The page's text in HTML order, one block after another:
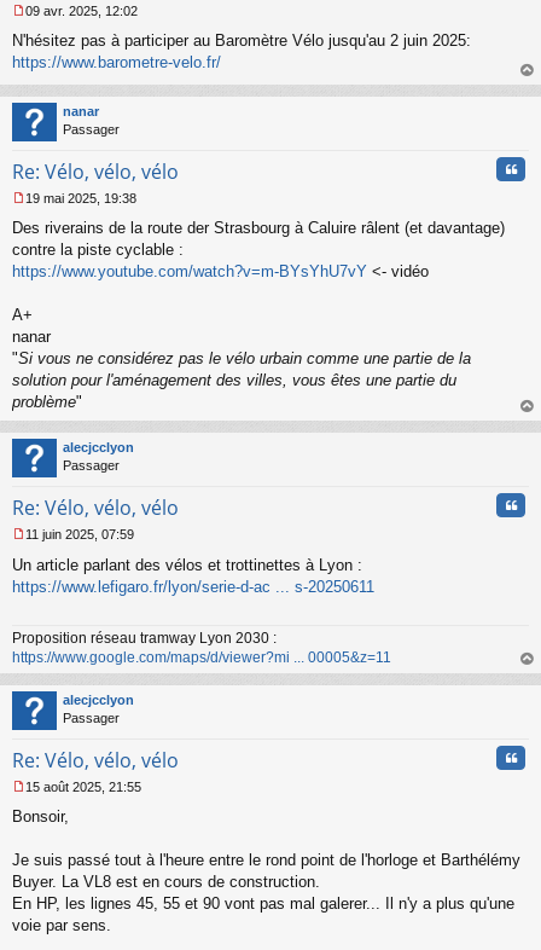
e
s
a
g
e
o
l
u
09 avr. 2025, 12:02
N'hésitez pas à participer au Baromètre Vélo jusqu'au 2 juin 2025:
https://www.barometre-velo.fr/
au
nanar
Passager
Re: Vélo, vélo, vélo
e
s
s
a
e
n
o
n
u
19 mai 2025, 19:38
Des riverains de la route der Strasbourg à Caluire râlent (et davantage)
contre la piste cyclable :
https://www.youtube.com/watch?v=m-BYsYhU7vY <- vidéo
A+
nanar
"Si vous ne considérez pas le vélo urbain comme une partie de la
solution pour l'aménagement des villes, vous êtes une partie du
problème"
au
alecjcclyon
Passager
Re: Vélo, vélo, vélo
e
s
g
e
n
o
n
l
11 juin 2025, 07:59
Un article parlant des vélos et trottinettes à Lyon :
https://www.lefigaro.fr/lyon/serie-d-ac ... s-20250611
Proposition réseau tramway Lyon 2030 :
https://www.google.com/maps/d/viewer?mi ... 00005&z=11
au
alecjcclyon
Passager
Re: Vélo, vélo, vélo
e
s
g
e
n
15 août 2025, 21:55
Bonsoir,
Je suis passé tout à l'heure entre le rond point de l'horloge et Barthélémy
Buyer. La VL8 est en cours de construction.
En HP, les lignes 45, 55 et 90 vont pas mal galerer... Il n'y a plus qu'une
voie par sens.